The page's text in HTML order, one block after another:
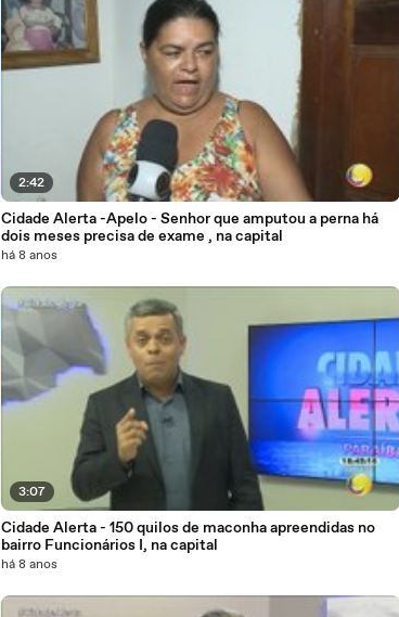
2:42
Cidade Alerta -Apelo - Senhor que amputou a perna há
dois meses precisa de exame , na capital
há 8 anos
3:07
Cidade Alerta - 150 quilos de maconha apreendidas no
bairro Funcionários I, na capital
há 8 anos